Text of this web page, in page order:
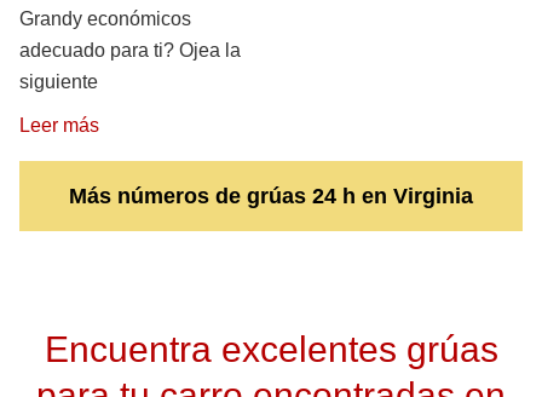
Grandy económicos
adecuado para ti? Ojea la
siguiente
Leer más
Más números de grúas 24 h en Virginia
Encuentra excelentes grúas